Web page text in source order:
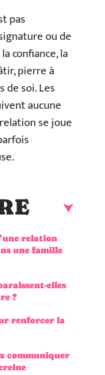
pas
ou de
confiance, la
pierre à
de soi. Les
aucune
se joue
relation
une famille
elles
?
renforcer la
communiquer